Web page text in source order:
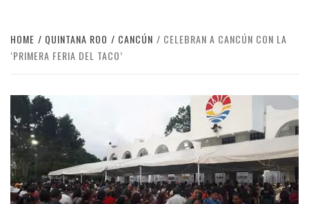
HOME QUINTANA ROO CANCÚN
CELEBRAN A CANCÚN CON LA
‘PRIMERA FERIA DEL TACO’